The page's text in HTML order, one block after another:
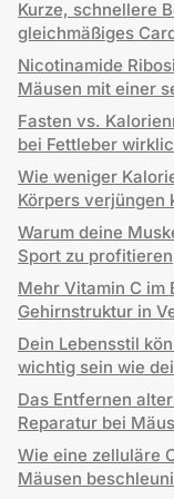
Kurze, schnellere
gleichmäßiges
Nicotinamide
Mäusen mit einer
Fasten vs.
bei Fettleber
Wie weniger
Körpers verjüngen
Warum deine
Sport zu profitieren
Mehr Vitamin C im
Gehirnstruktur in
Dein Lebensstil
wichtig sein wie
Das Entfernen
Reparatur bei
Wie eine zelluläre
Mäusen